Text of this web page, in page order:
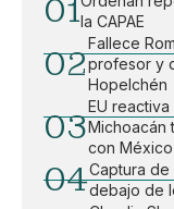
01la CAPAE
02
Fallece
profesor y
Hopelchén
03
EU
Michoacán
con México
04Captura
debajo de